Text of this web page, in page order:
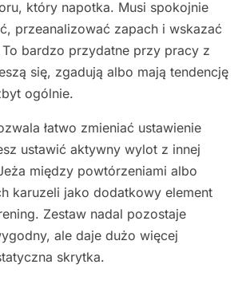
który napotka. Musi spokojnie
przeanalizować zapach i wskazać
To bardzo przydatne przy pracy z
się, zgadują albo mają tendencję
ogólnie.
łatwo zmieniać ustawienie
ustawić aktywny wylot z innej
między powtórzeniami albo
karuzeli jako dodatkowy element
Zestaw nadal pozostaje
ale daje dużo więcej
skrytka.